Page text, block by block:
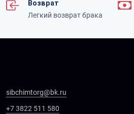
Возврат
Легкий возврат брака
sibchimtorg@bk.ru
+7 3822 511 580